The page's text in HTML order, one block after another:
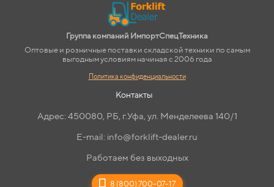
Группа компаний ИмпортСпецТехника
Оптовые и розничные поставки складской техники по самым
выгодным условиям начиная с 2006 года
Политика конфиденциальности
Контакты
Адрес: 450080, РБ, г.Уфа, ул. Менделеева 140/1
E-mail: info@forklift-dealer.ru
Работаем без выходных
8 (800) 700-07-17